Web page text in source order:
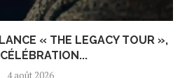
« THE LEGACY TOUR »,
4 août 2026